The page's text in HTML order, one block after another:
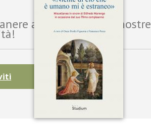
aggiornato sulle nostre